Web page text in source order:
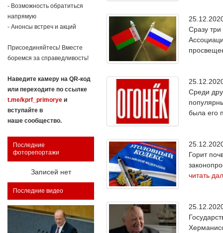
- Возможность обратиться
напрямую
- Анонсы встреч и акций
Присоединяйтесь! Вместе
боремся за справедливость!
Наведите камеру на QR-код
или переходите по ссылке
t.me/kprf_primorye и
вступайте в
наше сообщество.
Последние
фоторепортажи
Записей нет
Последние видео
Сразу
Среди
была его
Горит
читать